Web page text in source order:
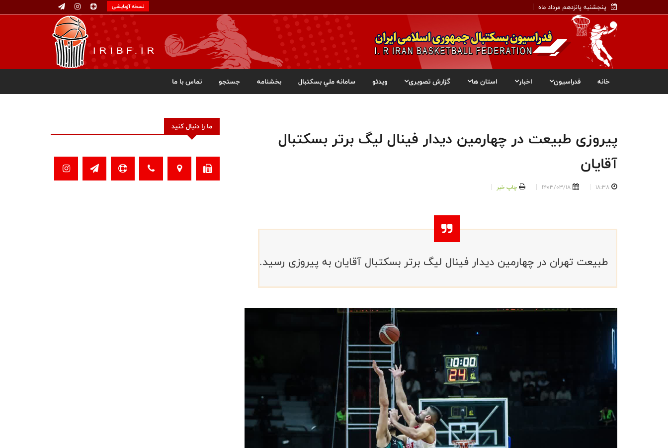
پنجشنبه پانزدهم مرداد ماه نسخه آزمایشی
خانه فدراسیون اخبار استان ها گزارش تصویری ویدئو سامانه ملي بسکتبال بخشنامه جستجو تماس با ما
پیروزی طبیعت در چهارمین دیدار فینال لیگ برتر بسکتبال
آقایان
18:38
1403/03/18 چاپ خبر
طبیعت تهران در چهارمین دیدار فینال لیگ برتر بسکتبال آقایان به پیروزی رسید.
ما را دنبال کنید